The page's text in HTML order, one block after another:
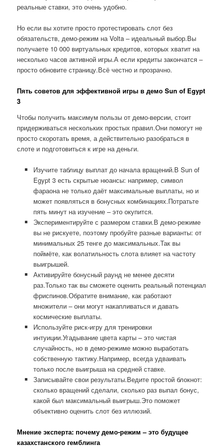
реальные ставки, это очень удобно.
Но если вы хотите просто протестировать слот без
обязательств, демо-режим на Volta – идеальный выбор.Вы
получаете 10 000 виртуальных кредитов, которых хватит на
несколько часов активной игры.А если кредиты закончатся –
просто обновите страницу.Всё честно и прозрачно.
Пять советов для эффективной игры в демо Sun of Egypt
3
Чтобы получить максимум пользы от демо-версии, стоит
придерживаться нескольких простых правил.Они помогут не
просто скоротать время, а действительно разобраться в
слоте и подготовиться к игре на деньги.
Изучите таблицу выплат до начала вращений.В Sun of
Egypt 3 есть скрытые нюансы: например, символ
фараона не только даёт максимальные выплаты, но и
может появляться в бонусных комбинациях.Потратьте
пять минут на изучение – это окупится.
Экспериментируйте с размером ставки.В демо-режиме
вы не рискуете, поэтому пробуйте разные варианты: от
минимальных 25 тенге до максимальных.Так вы
поймёте, как волатильность слота влияет на частоту
выигрышей.
Активируйте бонусный раунд не менее десяти
раз.Только так вы сможете оценить реальный потенциал
фриспинов.Обратите внимание, как работают
множители – они могут накапливаться и давать
космические выплаты.
Используйте риск-игру для тренировки
интуиции.Угадывание цвета карты – это чистая
случайность, но в демо-режиме можно выработать
собственную тактику.Например, всегда удваивать
только после выигрыша на средней ставке.
Записывайте свои результаты.Ведите простой блокнот:
сколько вращений сделали, сколько раз выпал бонус,
какой был максимальный выигрыш.Это поможет
объективно оценить слот без иллюзий.
Мнение эксперта: почему демо-режим – это будущее
казахстанского гемблинга